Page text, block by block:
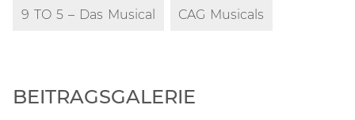
9 TO 5 – Das Musical CAG Musicals
BEITRAGSGALERIE